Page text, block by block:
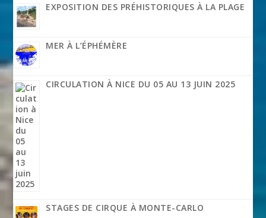
EXPOSITION DES PRÉHISTORIQUES À LA PLAGE
MER À L’ÉPHÉMÈRE
CIRCULATION À NICE DU 05 AU 13 JUIN 2025
STAGES DE CIRQUE À MONTE-CARLO